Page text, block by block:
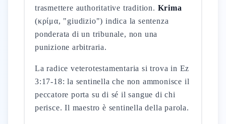
trasmettere authoritative tradition. Krima
(κρίμα, "giudizio") indica la sentenza
ponderata di un tribunale, non una
punizione arbitraria.
La radice veterotestamentaria si trova in Ez
3:17-18: la sentinella che non ammonisce il
peccatore porta su di sé il sangue di chi
perisce. Il maestro è sentinella della parola.